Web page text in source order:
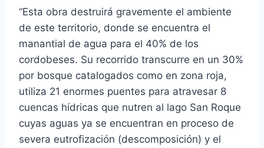
“Esta obra destruirá gravemente el ambiente
de este territorio, donde se encuentra el
manantial de agua para el 40% de los
cordobeses. Su recorrido transcurre en un 30%
por bosque catalogados como en zona roja,
utiliza 21 enormes puentes para atravesar 8
cuencas hídricas que nutren al lago San Roque
cuyas aguas ya se encuentran en proceso de
severa eutrofización (descomposición) y el